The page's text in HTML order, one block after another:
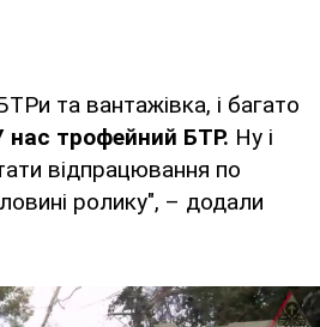
та вантажівка, і багато
нас трофейний БТР. Ну і
відпрацювання по
ролику", – додали